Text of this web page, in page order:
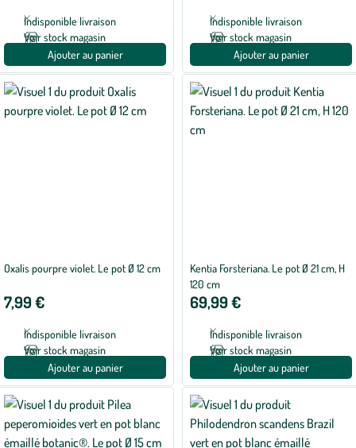
Indisponible livraison
Voir stock magasin
Ajouter au panier
Indisponible livraison
Voir stock magasin
Ajouter au panier
Oxalis pourpre violet. Le pot Ø 12 cm
7,99 €
Indisponible livraison
Voir stock magasin
Ajouter au panier
Kentia Forsteriana. Le pot Ø 21 cm, H
120 cm
69,99 €
Indisponible livraison
Voir stock magasin
Ajouter au panier